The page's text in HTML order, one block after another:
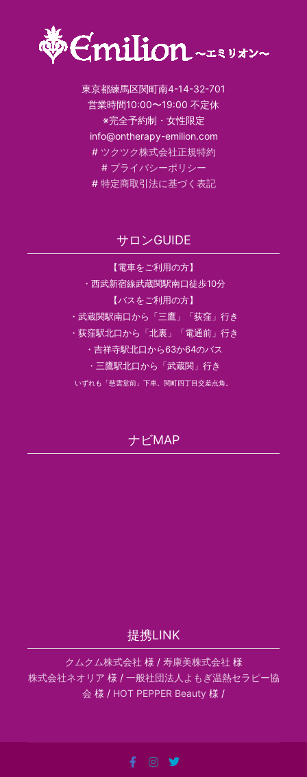
東京都練馬区関町南4-14-32-701
営業時間10:00〜19:00 不定休
※完全予約制・女性限定
info@ontherapy-emilion.com
# ツクツク株式会社正規特約
# プライバシーポリシー
# 特定商取引法に基づく表記
サロンGUIDE
【電車をご利用の方】
・西武新宿線武蔵関駅南口徒歩10分
【バスをご利用の方】
・武蔵関駅南口から「三鷹」「荻窪」行き
・荻窪駅北口から「北裏」「電通前」行き
・吉祥寺駅北口から63か64のバス
・三鷹駅北口から「武蔵関」行き
いずれも「慈雲堂前」下車。関町四丁目交差点角。
ナビMAP
提携LINK
クムクム株式会社 様 / 寿康美株式会社 様
株式会社ネオリア 様 / 一般社団法人よもぎ温熱セラピー協
会 様 / HOT PEPPER Beauty 様 /